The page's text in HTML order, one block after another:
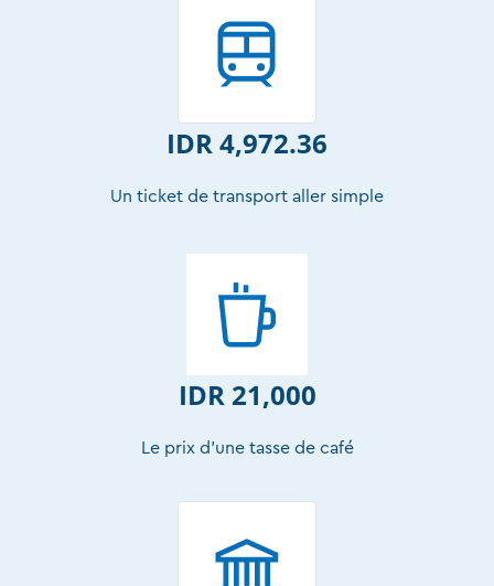
IDR 4,972.36
Un ticket de transport aller simple
IDR 21,000
Le prix ​​d'une tasse de café